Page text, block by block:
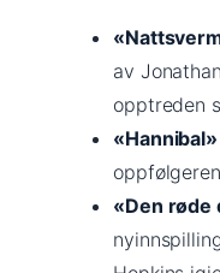
av
opptreden
«Den røde